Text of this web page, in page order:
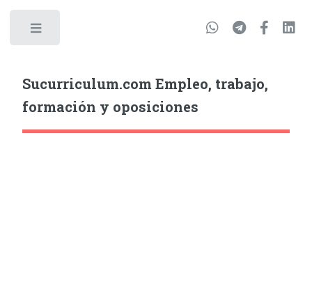
Sucurriculum.com Empleo, trabajo,
formación y oposiciones